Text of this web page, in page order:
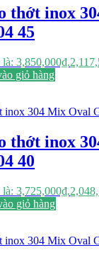
thớt inox
45
3,850,000₫.
giỏ hàng
thớt inox
40
3,725,000₫.
giỏ hàng